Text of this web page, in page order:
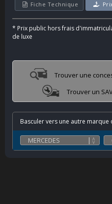
Fiche Technique
* Prix public hors frais
de luxe
Trouver une
Trouver un
Basculer vers une autre marque